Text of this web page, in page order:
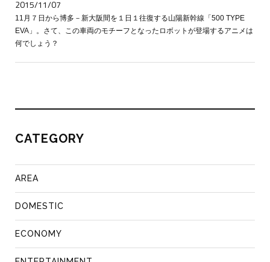
2015/11/07
11月７日から博多－新大阪間を１日１往復する山陽新幹線「500 TYPE
EVA」。さて、この車両のモチーフとなったロボットが登場するアニメは
何でしょう？
CATEGORY
AREA
DOMESTIC
ECONOMY